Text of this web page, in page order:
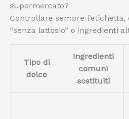
supermercato?
Controllare sempre
“senza lattosio” o ingredienti
Tipo di
dolce
Ingredienti
comuni
sostituiti